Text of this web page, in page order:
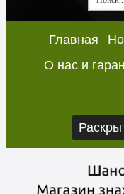
Главная
О нас и